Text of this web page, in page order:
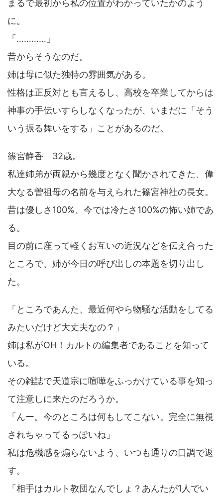
まるで最初から私の位置がわかっていたかのよう
に。
「…………」
昔からそうなのだ。
姉は母に似た独特の雰囲気がある。
性格は正反対とも言えるし、高校を卒業してからは
神事の手伝いすらしなくなったが、いまだに「そう
いう振る舞いをする」ことがあるのだ。
篠宮静香 32歳。
私達姉弟が両親から幾度となく聞かされてきた、偉
大なる曽祖母の名前を与えられた篠宮神社の長女。
昔は優しさ100%、今では冷たさ100%の怖い姉であ
る。
目の前に座って軽くお互いの近況などを伝え合った
ところで、姉が今日の呼び出しの本題を切り出し
た。
「ところであんた、最近何やら物騒な活動をしてる
みたいだけど大丈夫なの？」
姉は私がOH！カルトの編集者であることを知って
いる。
その雑誌で天道宗に喧嘩をふっかけている事を知っ
て注意しに来たのだろうか。
「んー。今のところは何もしてこない。完全に無視
されちゃってるっぽいね」
私は危機感を煽らないよう、いつも通りの口調で返
す。
「相手はカルト教団なんでしょ？あんたが1人でい